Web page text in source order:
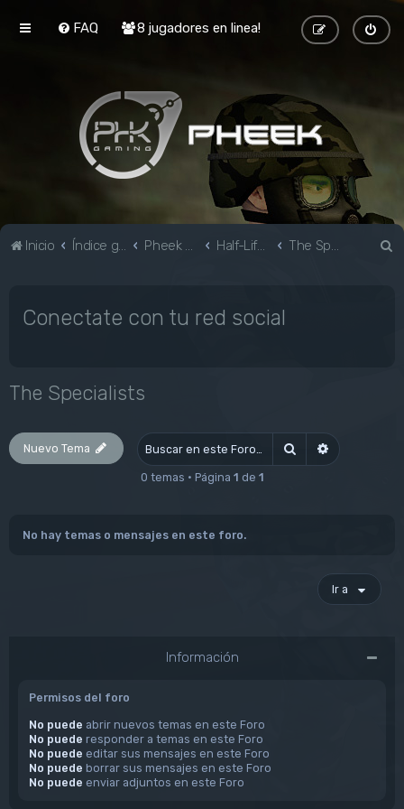
FAQ 8 jugadores en linea!
Inicio Índice general Pheek Gaming Half-Life & Mods The Specialists
Conectate con tu red social
The Specialists
Nuevo Tema Buscar Búsqueda
0 temas • Página 1 de 1
No hay temas o mensajes en este foro.
Ir a
Información
Permisos del foro
No puede abrir nuevos temas en este Foro
No puede responder a temas en este Foro
No puede editar sus mensajes en este Foro
No puede borrar sus mensajes en este Foro
No puede enviar adjuntos en este Foro